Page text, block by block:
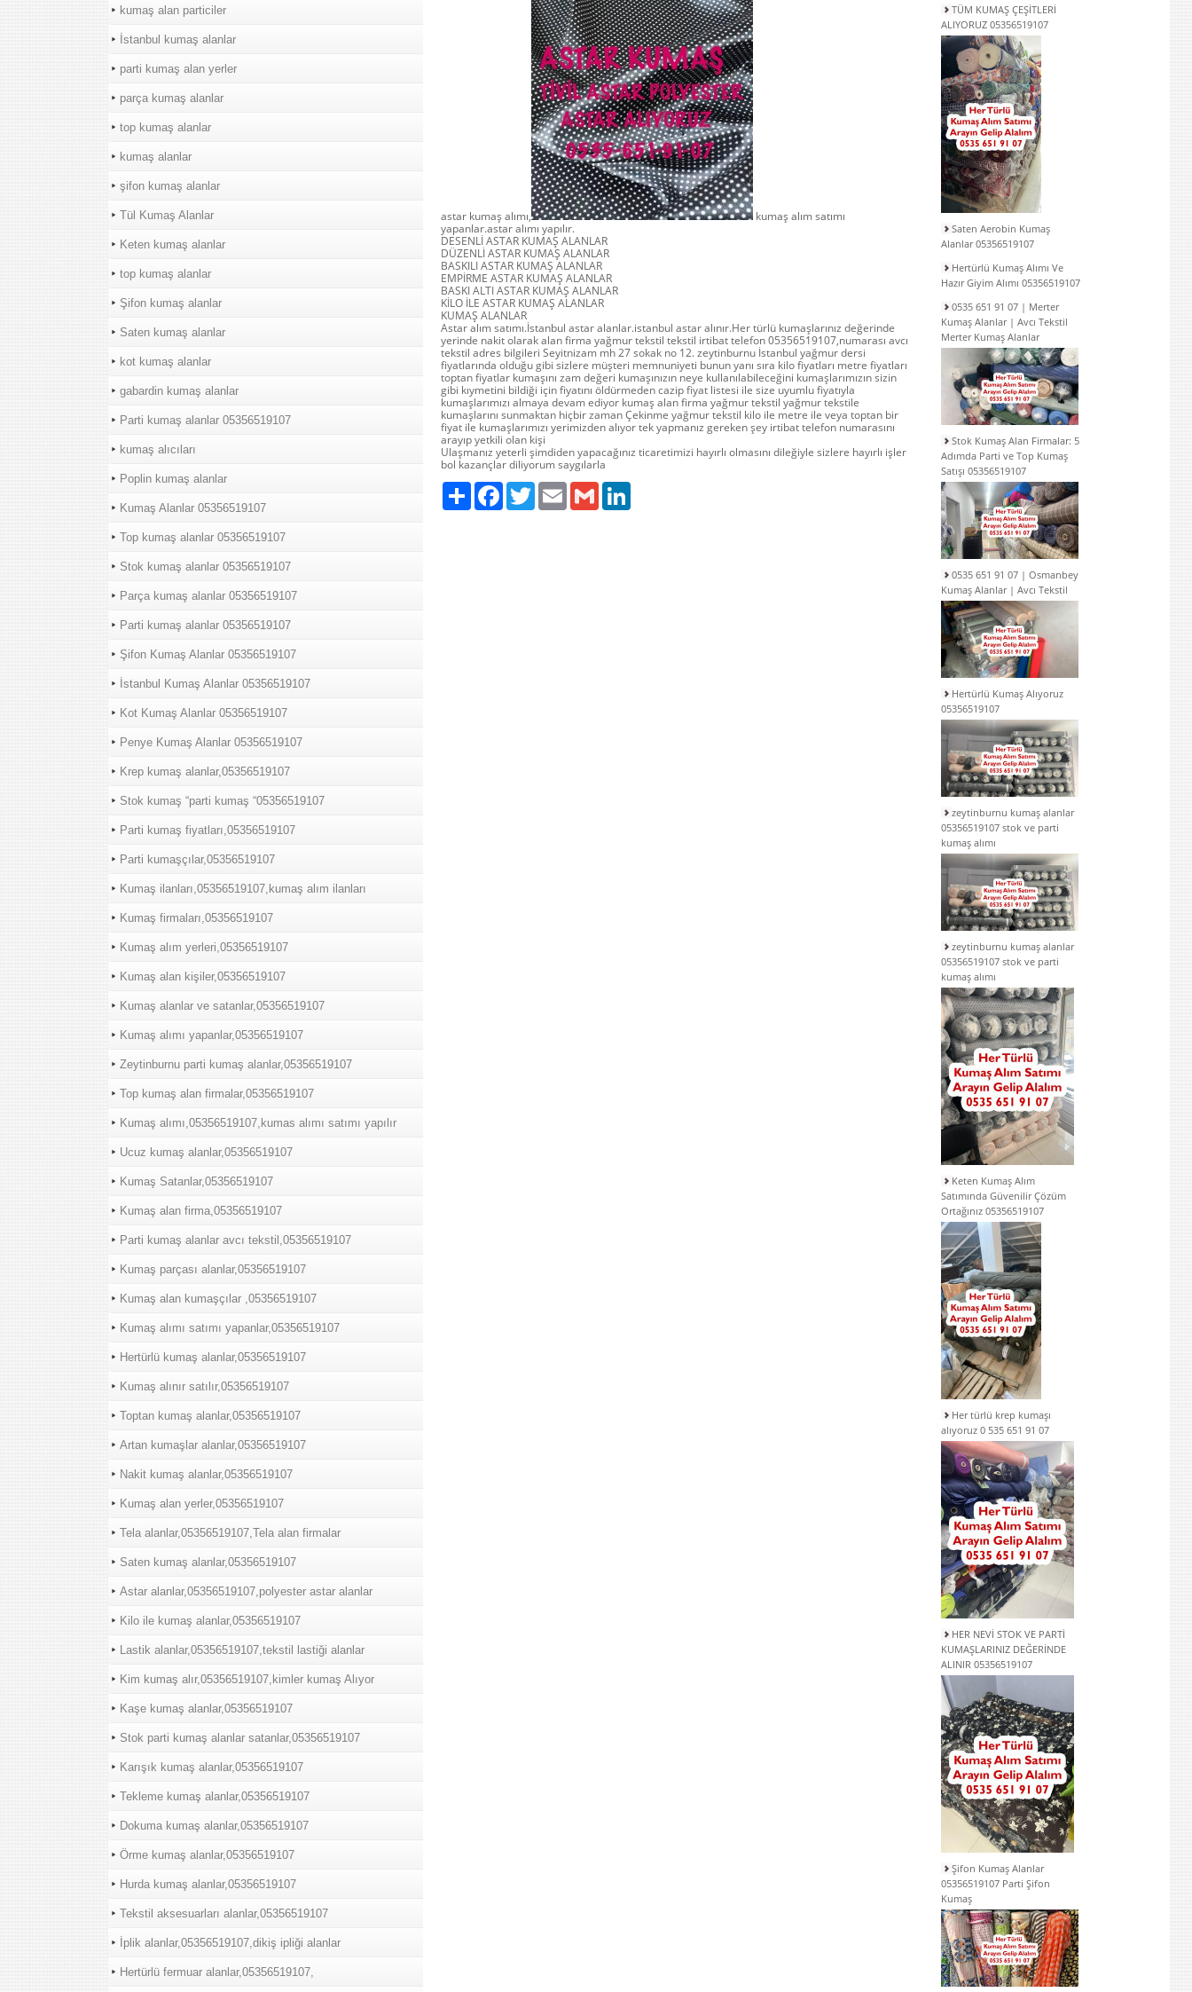
kumaş alan particiler
İstanbul kumaş alanlar
parti kumaş alan yerler
parça kumaş alanlar
top kumaş alanlar
kumaş alanlar
şifon kumaş alanlar
Tül Kumaş Alanlar
Keten kumaş alanlar
top kumaş alanlar
Şifon kumaş alanlar
Saten kumaş alanlar
kot kumaş alanlar
gabardin kumaş alanlar
Parti kumaş alanlar 05356519107
kumaş alıcıları
Poplin kumaş alanlar
Kumaş Alanlar 05356519107
Top kumaş alanlar 05356519107
Stok kumaş alanlar 05356519107
Parça kumaş alanlar 05356519107
Parti kumaş alanlar 05356519107
Şifon Kumaş Alanlar 05356519107
İstanbul Kumaş Alanlar 05356519107
Kot Kumaş Alanlar 05356519107
Penye Kumaş Alanlar 05356519107
Krep kumaş alanlar,05356519107
Stok kumaş “parti kumaş “05356519107
Parti kumaş fiyatları,05356519107
Parti kumaşçılar,05356519107
Kumaş ilanları,05356519107,kumaş alım ilanları
Kumaş firmaları,05356519107
Kumaş alım yerleri,05356519107
Kumaş alan kişiler,05356519107
Kumaş alanlar ve satanlar,05356519107
Kumaş alımı yapanlar,05356519107
Zeytinburnu parti kumaş alanlar,05356519107
Top kumaş alan firmalar,05356519107
Kumaş alımı,05356519107,kumas alımı satımı yapılır
Ucuz kumaş alanlar,05356519107
Kumaş Satanlar,05356519107
Kumaş alan firma,05356519107
Parti kumaş alanlar avcı tekstil,05356519107
Kumaş parçası alanlar,05356519107
Kumaş alan kumaşçılar ,05356519107
Kumaş alımı satımı yapanlar,05356519107
Hertürlü kumaş alanlar,05356519107
Kumaş alınır satılır,05356519107
Toptan kumaş alanlar,05356519107
Artan kumaşlar alanlar,05356519107
Nakit kumaş alanlar,05356519107
Kumaş alan yerler,05356519107
Tela alanlar,05356519107,Tela alan firmalar
Saten kumaş alanlar,05356519107
Astar alanlar,05356519107,polyester astar alanlar
Kilo ile kumaş alanlar,05356519107
Lastik alanlar,05356519107,tekstil lastiği alanlar
Kim kumaş alır,05356519107,kimler kumaş Alıyor
Kaşe kumaş alanlar,05356519107
Stok parti kumaş alanlar satanlar,05356519107
Karışık kumaş alanlar,05356519107
Tekleme kumaş alanlar,05356519107
Dokuma kumaş alanlar,05356519107
Örme kumaş alanlar,05356519107
Hurda kumaş alanlar,05356519107
Tekstil aksesuarları alanlar,05356519107
İplik alanlar,05356519107,dikiş ipliği alanlar
Hertürlü fermuar alanlar,05356519107,
astar kumaş alımı,
kumaş alım satımı
yapanlar.astar alımı yapılır.
DESENLİ ASTAR KUMAŞ ALANLAR
DÜZENLİ ASTAR KUMAŞ ALANLAR
BASKILI ASTAR KUMAŞ ALANLAR
EMPİRME ASTAR KUMAŞ ALANLAR
BASKI ALTI ASTAR KUMAŞ ALANLAR
KİLO İLE ASTAR KUMAŞ ALANLAR
KUMAŞ ALANLAR
Astar alım satımı.İstanbul astar alanlar.istanbul astar alınır.Her türlü kumaşlarınız değerinde
yerinde nakit olarak alan firma yağmur tekstil tekstil irtibat telefon 05356519107,numarası avcı
tekstil adres bilgileri Seyitnizam mh 27 sokak no 12. zeytinburnu İstanbul yağmur dersi
fiyatlarında olduğu gibi sizlere müşteri memnuniyeti bunun yanı sıra kilo fiyatları metre fiyatları
toptan fiyatlar kumaşını zam değeri kumaşınızın neye kullanılabileceğini kumaşlarımızın sizin
gibi kıymetini bildiği için fiyatını öldürmeden cazip fiyat listesi ile size uyumlu fiyatıyla
kumaşlarımızı almaya devam ediyor kumaş alan firma yağmur tekstil yağmur tekstile
kumaşlarını sunmaktan hiçbir zaman Çekinme yağmur tekstil kilo ile metre ile veya toptan bir
fiyat ile kumaşlarımızı yerimizden alıyor tek yapmanız gereken şey irtibat telefon numarasını
arayıp yetkili olan kişi
Ulaşmanız yeterli şimdiden yapacağınız ticaretimizi hayırlı olmasını dileğiyle sizlere hayırlı işler
bol kazançlar diliyorum saygılarla
Paylaş FacebookTwitter Email Gmail
TÜM KUMAŞ ÇEŞİTLERİ
ALIYORUZ 05356519107
Saten Aerobin Kumaş
Alanlar 05356519107
Hertürlü Kumaş Alımı Ve
Hazır Giyim Alımı 05356519107
0535 651 91 07 | Merter
Kumaş Alanlar | Avcı Tekstil
Merter Kumaş Alanlar
Stok Kumaş Alan Firmalar: 5
Adımda Parti ve Top Kumaş
Satışı 05356519107
0535 651 91 07 | Osmanbey
Kumaş Alanlar | Avcı Tekstil
Hertürlü Kumaş Alıyoruz
05356519107
zeytinburnu kumaş alanlar
05356519107 stok ve parti
kumaş alımı
zeytinburnu kumaş alanlar
05356519107 stok ve parti
kumaş alımı
Keten Kumaş Alım
Satımında Güvenilir Çözüm
Ortağınız 05356519107
Her türlü krep kumaşı
alıyoruz 0 535 651 91 07
HER NEVİ STOK VE PARTİ
KUMAŞLARINIZ DEĞERİNDE
ALINIR 05356519107
Şifon Kumaş Alanlar
05356519107 Parti Şifon
Kumaş